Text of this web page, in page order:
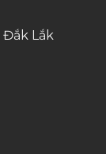
Đắk Lắk